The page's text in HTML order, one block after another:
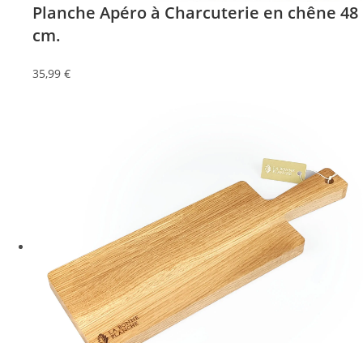
Planche Apéro à Charcuterie en chêne 48
cm.
35,99 €